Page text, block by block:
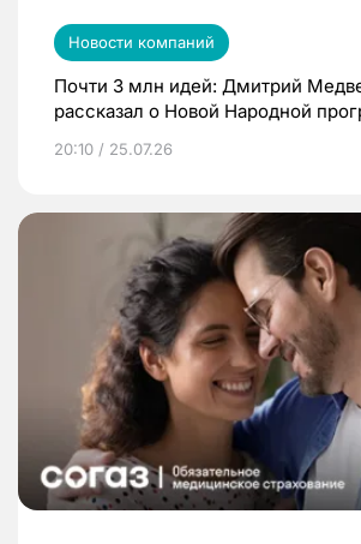
Новости компаний
Почти 3 млн идей: Дмитрий
рассказал о Новой Народной
20:10 / 25.07.26